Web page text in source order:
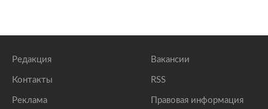
Редакция
Контакты
Реклама
Вакансии
RSS
Правовая информация